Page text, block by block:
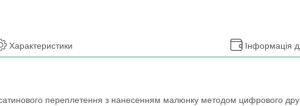
Характеристики Інформація
переплетення з нанесенням малюнку методом цифрового